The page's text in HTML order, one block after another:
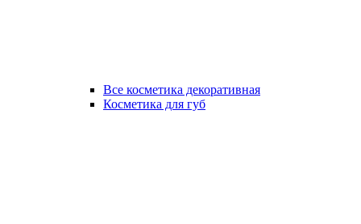
Все косметика декоративная
Косметика для губ